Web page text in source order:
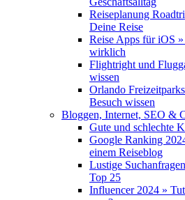
Reiseplanung
Deine Reise
Reise Apps für iOS
wirklich
Flightright und
wissen
Orlando
Besuch wissen
Bloggen, Internet, SEO &
Gute und schlechte
Google Ranking
einem Reiseblog
Lustige
Top 25
Influencer 2024 »